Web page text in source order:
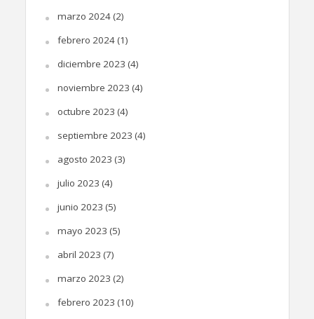
marzo 2024(2)
febrero 2024(1)
diciembre 2023 (4)
noviembre 2023 (4)
octubre 2023 (4)
septiembre 2023 (4)
agosto 2023 (3)
julio 2023 (4)
junio 2023 (5)
mayo 2023 (5)
abril 2023 (7)
marzo 2023 (2)
febrero 2023 (10)